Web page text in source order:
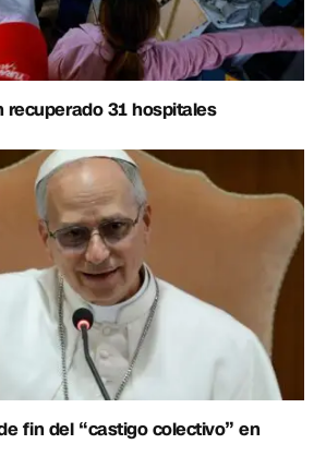
recuperado 31 hospitales
fin del “castigo colectivo” en